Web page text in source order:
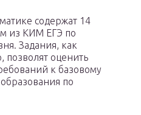
содержат 14
из КИМ ЕГЭ по
Задания, как
позволят оценить
к базовому
по